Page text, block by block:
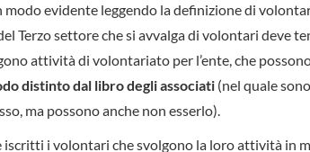
modo evidente leggendo la definizione di
Terzo settore che si avvalga di volontari deve
attività di volontariato per l’ente, che
distinto dal libro degli associati (nel quale
ma possono anche non esserlo).
iscritti i volontari che svolgono la loro attività in